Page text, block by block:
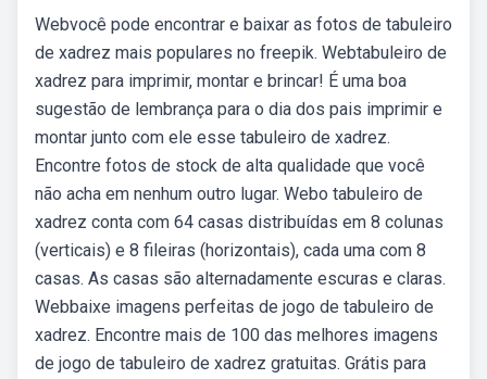
Webvocê pode encontrar e baixar as fotos de tabuleiro
de xadrez mais populares no freepik. Webtabuleiro de
xadrez para imprimir, montar e brincar! É uma boa
sugestão de lembrança para o dia dos pais imprimir e
montar junto com ele esse tabuleiro de xadrez.
Encontre fotos de stock de alta qualidade que você
não acha em nenhum outro lugar. Webo tabuleiro de
xadrez conta com 64 casas distribuídas em 8 colunas
(verticais) e 8 fileiras (horizontais), cada uma com 8
casas. As casas são alternadamente escuras e claras.
Webbaixe imagens perfeitas de jogo de tabuleiro de
xadrez. Encontre mais de 100 das melhores imagens
de jogo de tabuleiro de xadrez gratuitas. Grátis para